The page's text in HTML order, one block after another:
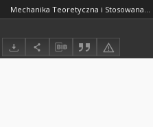
Mechanika Teoretyczna i Stosowana 1977 nr 1